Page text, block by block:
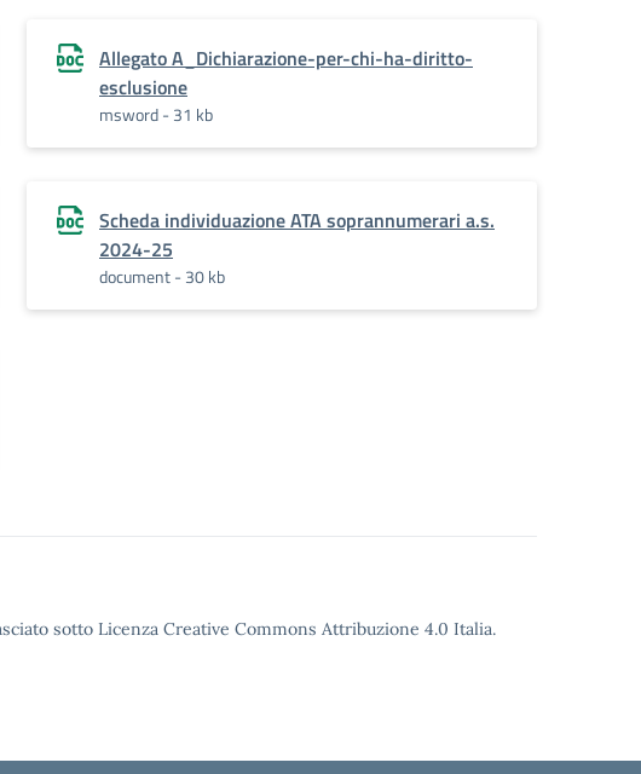
Allegato A_Dichiarazione-per-chi-ha-diritto-
esclusione
msword - 31 kb
Scheda individuazione ATA soprannumerari a.s.
2024-25
document - 30 kb
sotto Licenza Creative Commons Attribuzione 4.0 Italia.